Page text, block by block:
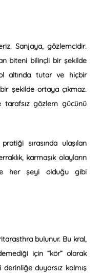
Sanjaya, gözlemcidir.
biteni bilinçli bir şekilde
altında tutar ve hiçbir
şekilde ortaya çıkmaz.
tarafsız gözlem gücünü
sırasında ulaşılan
karmaşık olayların
her şeyi olduğu gibi
bulunur. Bu kral,
için “kör” olarak
duyarsız kalmış